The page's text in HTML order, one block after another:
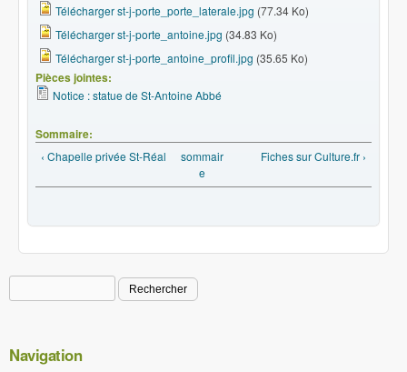
Télécharger st-j-porte_porte_laterale.jpg (77.34 Ko)
Télécharger st-j-porte_antoine.jpg (34.83 Ko)
Télécharger st-j-porte_antoine_profil.jpg (35.65 Ko)
Pièces jointes:
Notice : statue de St-Antoine Abbé
Sommaire:
‹ Chapelle privée St-Réal
sommair
e
Fiches sur Culture.fr ›
Formulaire de recherche
Navigation